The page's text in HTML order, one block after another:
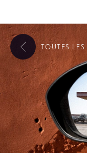
TOUTES LES